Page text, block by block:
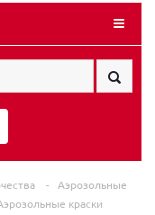
0
-
Аэрозольные
краски